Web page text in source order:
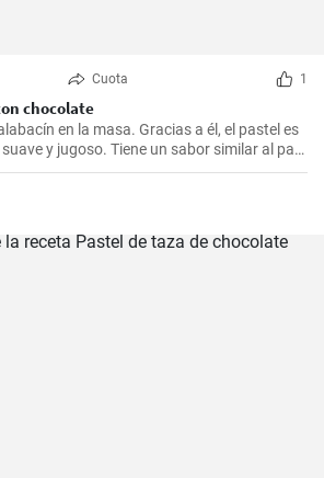
Cuota 1
chocolate
en la masa. Gracias a él, el pastel es
y jugoso. Tiene un sabor similar al pan
vez gracias a la canela que se agrega a la